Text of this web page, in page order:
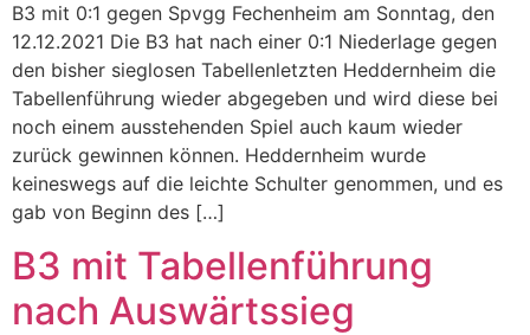
B3 mit 0:1 gegen Spvgg Fechenheim am Sonntag, den
12.12.2021 Die B3 hat nach einer 0:1 Niederlage gegen
den bisher sieglosen Tabellenletzten Heddernheim die
Tabellenführung wieder abgegeben und wird diese bei
noch einem ausstehenden Spiel auch kaum wieder
zurück gewinnen können. Heddernheim wurde
keineswegs auf die leichte Schulter genommen, und es
gab von Beginn des […]
B3 mit Tabellenführung
nach Auswärtssieg